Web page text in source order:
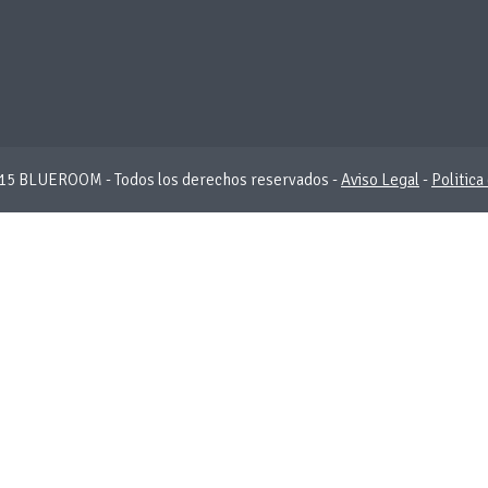
BLUEROOM - Todos los derechos reservados -Aviso Legal- Politica